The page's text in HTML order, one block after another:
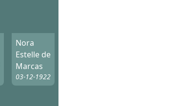
Nora
Estelle de
Marcas
03-12-1922